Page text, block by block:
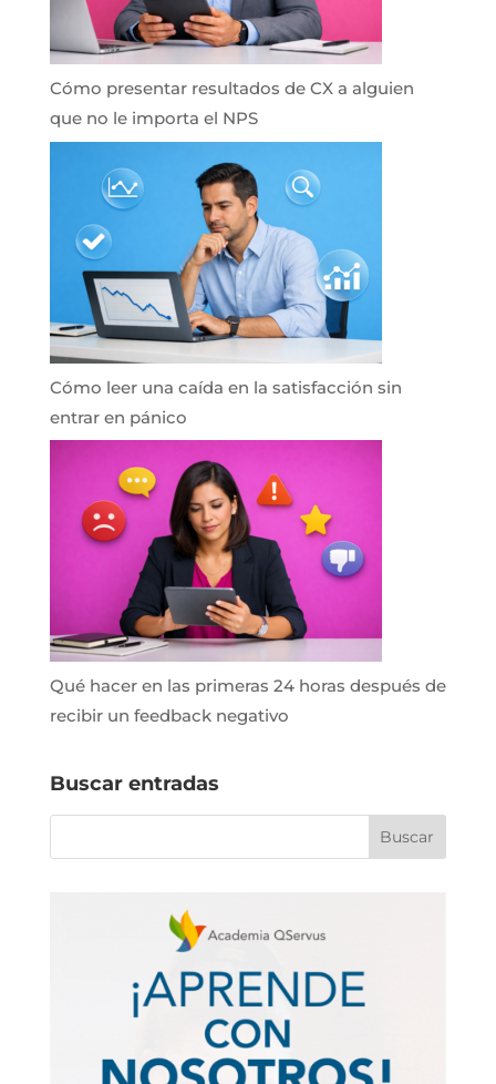
Cómo presentar resultados de CX a alguien
que no le importa el NPS
Cómo leer una caída en la satisfacción sin
entrar en pánico
Qué hacer en las primeras 24 horas después de
recibir un feedback negativo
Buscar entradas